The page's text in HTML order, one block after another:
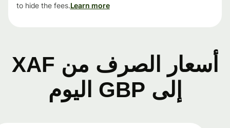
to hide the fees.Learn more
أسعار الصرف من XAF
إلى GBP اليوم